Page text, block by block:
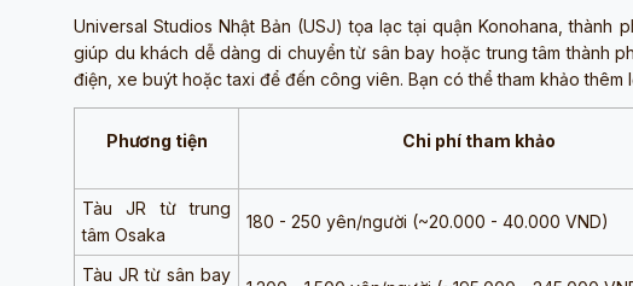
Universal Studios Nhật Bản (USJ) tọa lạc tại quận Konohana, thành
giúp du khách dễ dàng di chuyển từ sân bay hoặc trung tâm thành
điện, xe buýt hoặc taxi để đến công viên. Bạn có thể tham khảo thêm
Phương tiện Chi phí tham khảo
Tàu JR từ trung
tâm Osaka
180 - 250 yên/người (~20.000 - 40.000 VND)
Tàu JR từ sân bay